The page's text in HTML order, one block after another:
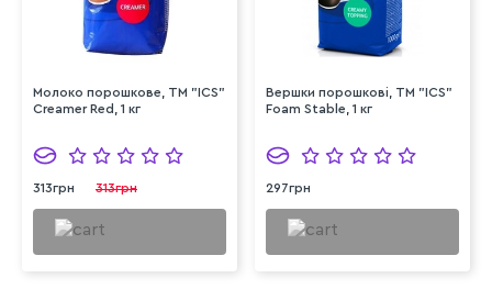
Молоко порошкове, ТМ "ICS"
Creamer Red, 1 кг
313грн 313грн
Вершки порошкові, ТМ "ICS"
Foam Stable, 1 кг
297грн